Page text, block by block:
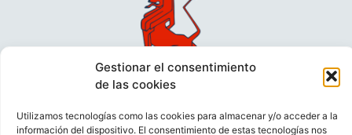
Gestionar el consentimiento
de las cookies
Utilizamos tecnologías como las cookies para almacenar y/o acceder a la
información del dispositivo. El consentimiento de estas tecnologías nos